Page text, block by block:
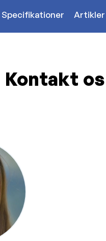
Specifikationer Artikler
Kontakt os